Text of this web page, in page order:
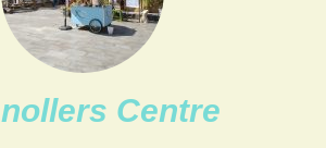
Centre